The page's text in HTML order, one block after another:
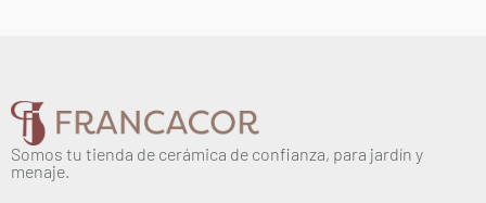
Somos tu tienda de cerámica de confianza, para jardín y
menaje.